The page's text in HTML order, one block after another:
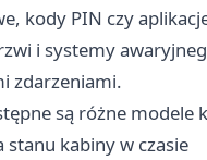
kody PIN czy
i systemy
zdarzeniami.
są różne modele
kabiny w czasie